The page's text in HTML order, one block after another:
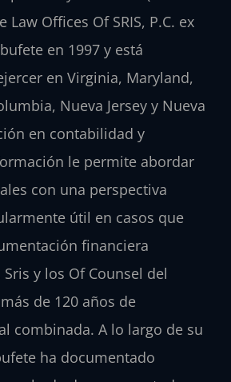
Law Offices Of SRIS, P.C. ex
en 1997 y está
en Virginia, Maryland,
Nueva Jersey y Nueva
en contabilidad y
le permite abordar
con una perspectiva
útil en casos que
financiera
y los Of Counsel del
de 120 años de
combinada. A lo largo de su
ha documentado